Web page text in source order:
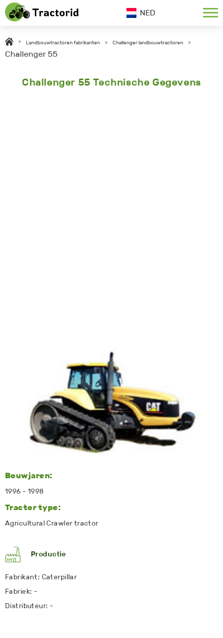
NED
> Landbouwtractoren fabrikanten > Challenger landbouwtractoren >
Challenger 55
Challenger 55 Technische Gegevens
Bouwjaren:
1996 - 1998
Tractor type:
Agricultural Crawler tractor
Productie
Fabrikant: Caterpillar
Fabriek: -
Distributeur: -